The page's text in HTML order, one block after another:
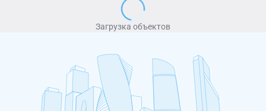
Загрузка объектов